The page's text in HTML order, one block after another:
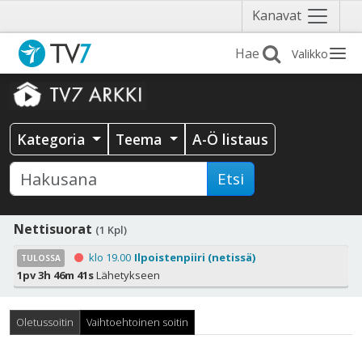
Kanavat Näytä
valikko
Valikko
Kategoria Teema A-Ö listaus
Etsi
Nettisuorat (1 Kpl)
TULOSSA klo 19.00 Ilpoistenpiiri (netissä)
1pv 3h 46m 39sLähetykseen
Oletussoitin Vaihtoehtoinen soitin